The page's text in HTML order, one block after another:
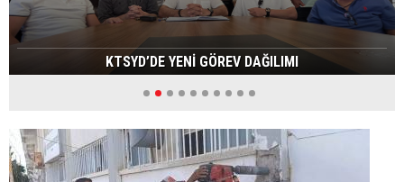
KTSYD’DE YENİ GÖREV DAĞILIMI